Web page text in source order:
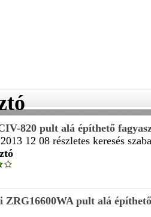
820 pult alá építhető
12 08 részletes keresés
ZRG16600WA pult alá